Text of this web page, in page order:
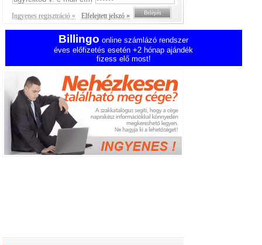
Ingyenes regisztráció » Elfelejtett jelszó »
Billingo online számlázó rendszer
éves előfizetés esetén +2 hónap ajándék
fizess elő most!